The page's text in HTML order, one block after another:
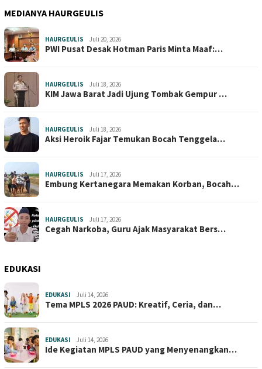
MEDIANYA HAURGEULIS
HAURGEULIS Juli 20, 2026
PWI Pusat Desak Hotman Paris Minta Maaf:…
HAURGEULIS Juli 18, 2026
KIM Jawa Barat Jadi Ujung Tombak Gempur …
HAURGEULIS Juli 18, 2026
Aksi Heroik Fajar Temukan Bocah Tenggela…
HAURGEULIS Juli 17, 2026
Embung Kertanegara Memakan Korban, Bocah…
HAURGEULIS Juli 17, 2026
Cegah Narkoba, Guru Ajak Masyarakat Bers…
EDUKASI
EDUKASI Juli 14, 2026
Tema MPLS 2026 PAUD: Kreatif, Ceria, dan…
EDUKASI Juli 14, 2026
Ide Kegiatan MPLS PAUD yang Menyenangkan…